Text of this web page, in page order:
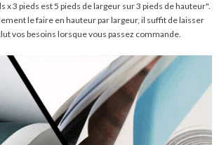
x 3 pieds est 5 pieds de largeur sur 3 pieds de hauteur".
le faire en hauteur par largeur, il suffit de laisser
vos besoins lorsque vous passez commande.